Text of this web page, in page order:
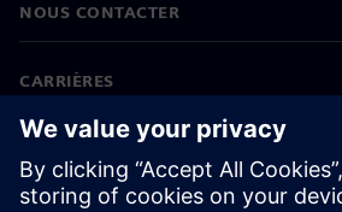
NOUS CONTACTER
CARRIÈRES
©Siemens 2026